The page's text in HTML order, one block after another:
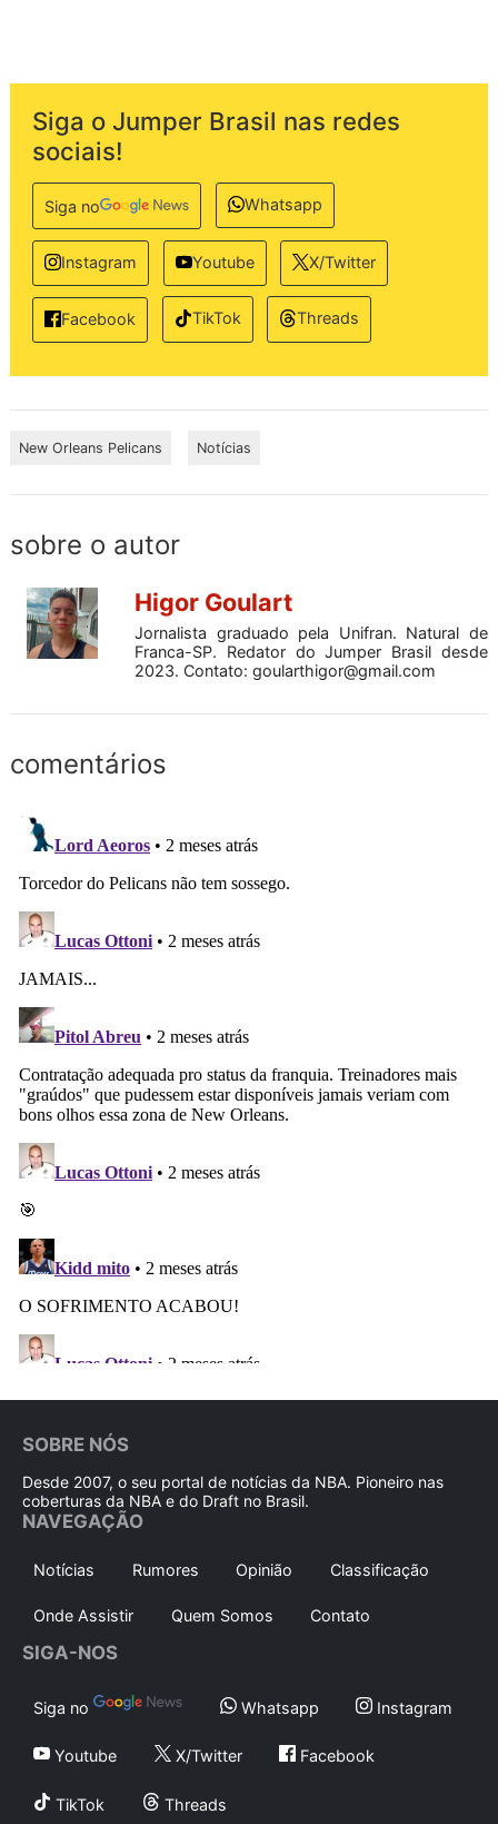
Siga o Jumper Brasil nas redes
sociais!
Siga no Whatsapp
Instagram Youtube X/Twitter
Facebook TikTok Threads
New Orleans Pelicans Notícias
sobre o autor
Higor Goulart
Jornalista graduado pela Unifran. Natural de
Franca-SP. Redator do Jumper Brasil desde
2023. Contato: goularthigor@gmail.com
comentários
SOBRE NÓS
Desde 2007, o seu portal de notícias da NBA. Pioneiro nas
coberturas da NBA e do Draft no Brasil.
NAVEGAÇÃO
Notícias Rumores Opinião Classificação
Onde Assistir Quem Somos Contato
SIGA-NOS
Siga no Whatsapp Instagram
Youtube X/Twitter Facebook
TikTok Threads